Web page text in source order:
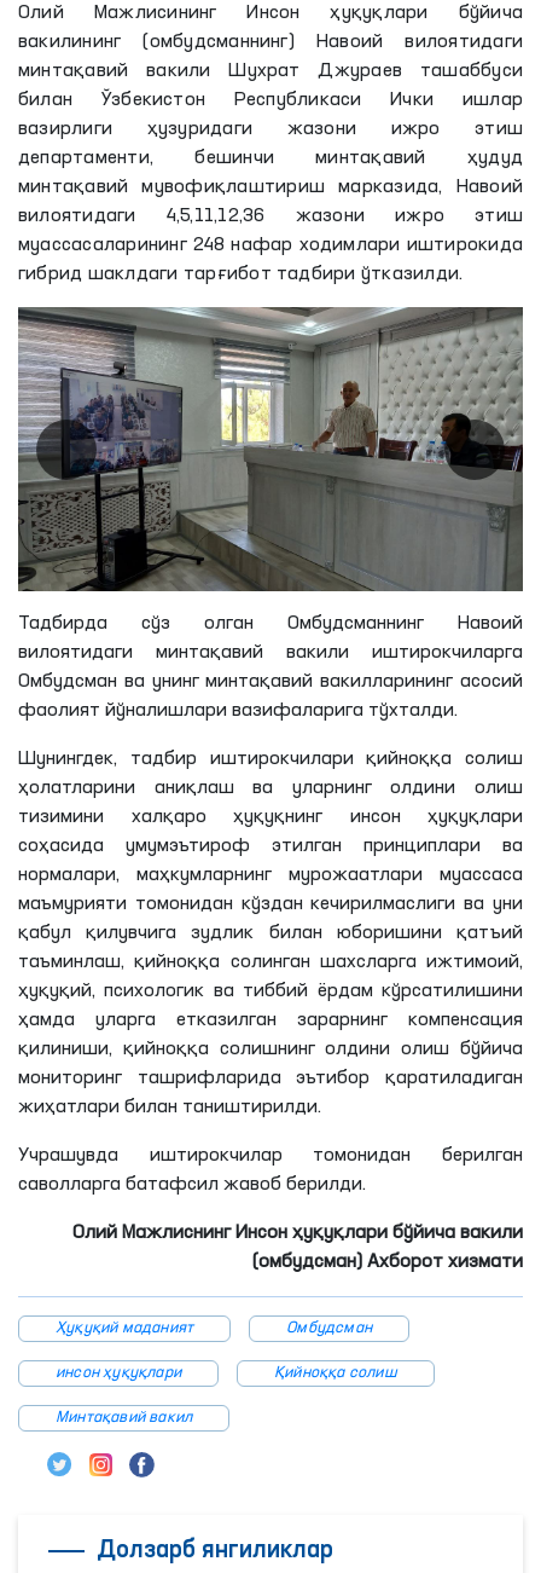
Олий Мажлисининг Инсон ҳуқуқлари бўйича
вакилининг (омбудсманнинг) Навоий вилоятидаги
минтақавий вакили Шухрат Джураев ташаббуси
билан Ўзбекистон Республикаси Ички ишлар
вазирлиги ҳузуридаги жазони ижро этиш
департаменти, бешинчи минтақавий ҳудуд
минтақавий мувофиқлаштириш марказида, Навоий
вилоятидаги 4,5,11,12,36 жазони ижро этиш
муассасаларининг 248 нафар ходимлари иштирокида
гибрид шаклдаги тарғибот тадбири ўтказилди.
Тадбирда сўз олган Омбудсманнинг Навоий
вилоятидаги минтақавий вакили иштирокчиларга
Омбудсман ва унинг минтақавий вакилларининг асосий
фаолият йўналишлари вазифаларига тўхталди.
Шунингдек, тадбир иштирокчилари қийноққа солиш
ҳолатларини аниқлаш ва уларнинг олдини олиш
тизимини халқаро ҳуқуқнинг инсон ҳуқуқлари
соҳасида умумэътироф этилган принциплари ва
нормалари, маҳкумларнинг мурожаатлари муассаса
маъмурияти томонидан кўздан кечирилмаслиги ва уни
қабулқилувчига зудлик билан юборишини қатъий
таъминлаш, қийноққа солинган шахсларга ижтимоий,
ҳуқуқий, психологик ва тиббий ёрдам кўрсатилишини
ҳамда уларга етказилган зарарнинг компенсация
қилиниши, қийноққа солишнинг олдини олиш бўйича
мониторинг ташрифларида эътибор қаратиладиган
жиҳатлари билан таништирилди.
Учрашувда иштирокчилар томонидан берилган
саволларга батафсил жавоб берилди.
Олий Мажлиснинг Инсон ҳуқуқлари бўйича вакили
(омбудсман) Ахборот хизмати
Ҳуқуқий маданият Омбудсман
инсон ҳуқуқлари Қийноққа солиш
Минтақавий вакил
Долзарб янгиликлар